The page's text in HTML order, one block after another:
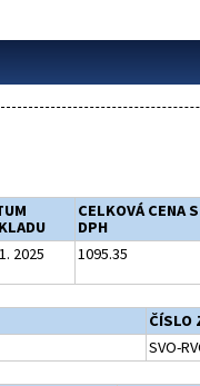
CELKOVÁ CENA S
DPH
2025 1095.35
ČÍSLO
SVO-